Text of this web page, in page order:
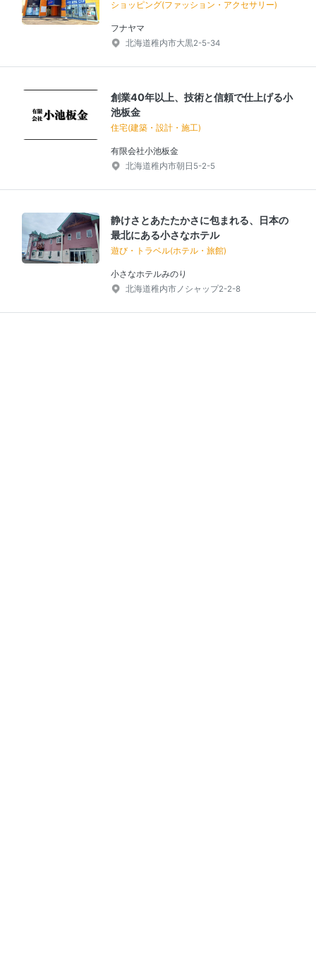
ショッピング(ファッション・アクセサリー)
フナヤマ
北海道稚内市大黒2-5-34
創業40年以上、技術と信頼で仕上げる小
池板金
住宅(建築・設計・施工)
有限会社小池板金
北海道稚内市朝日5-2-5
静けさとあたたかさに包まれる、日本の
最北にある小さなホテル
遊び・トラベル(ホテル・旅館)
小さなホテルみのり
北海道稚内市ノシャップ2-2-8